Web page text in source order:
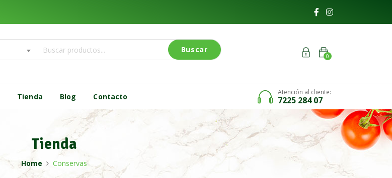
Buscar
0
Tienda Blog Contacto Atención al cliente:
7225 284 07
Tienda
Home Conservas